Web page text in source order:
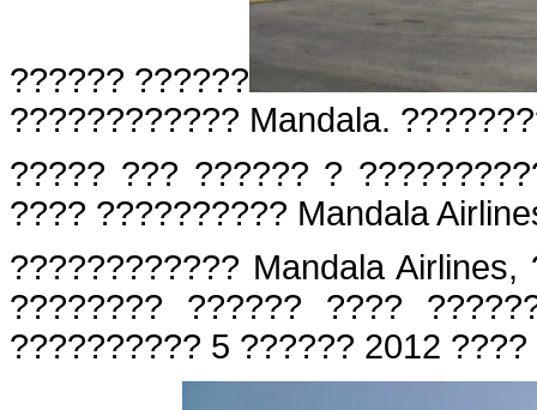
?????? ??????
???????????? Mandala.
????? ??? ?????? ?
???? ?????????? Mandala
???????????? Mandala
???????? ?????? ????
?????????? 5 ?????? 2012